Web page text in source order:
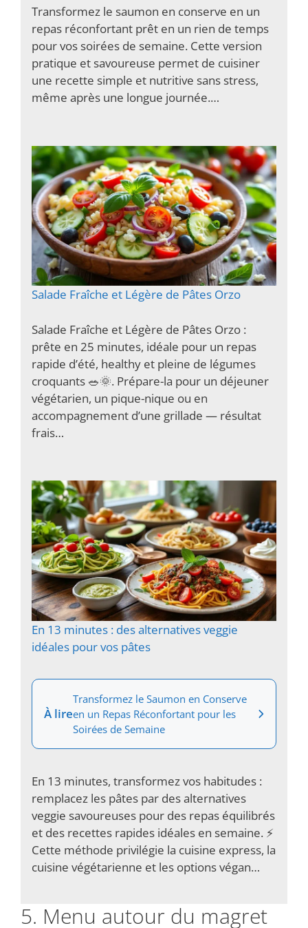
Transformez le saumon en conserve en un
repas réconfortant prêt en un rien de temps
pour vos soirées de semaine. Cette version
pratique et savoureuse permet de cuisiner
une recette simple et nutritive sans stress,
même après une longue journée.…
Salade Fraîche et Légère de Pâtes Orzo
Salade Fraîche et Légère de Pâtes Orzo :
prête en 25 minutes, idéale pour un repas
rapide d’été, healthy et pleine de légumes
croquants 🥗🌞. Prépare-la pour un déjeuner
végétarien, un pique-nique ou en
accompagnement d’une grillade — résultat
frais…
En 13 minutes : des alternatives veggie
idéales pour vos pâtes
À lire
Transformez le Saumon en Conserve
en un Repas Réconfortant pour les
Soirées de Semaine
En 13 minutes, transformez vos habitudes :
remplacez les pâtes par des alternatives
veggie savoureuses pour des repas équilibrés
et des recettes rapides idéales en semaine. ⚡️
Cette méthode privilégie la cuisine express, la
cuisine végétarienne et les options végan…
5. Menu autour du magret